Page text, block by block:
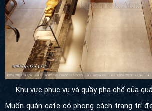
Khu vực phục vụ và quầy pha chế của
Muốn quán cafe có phong cách trang trí